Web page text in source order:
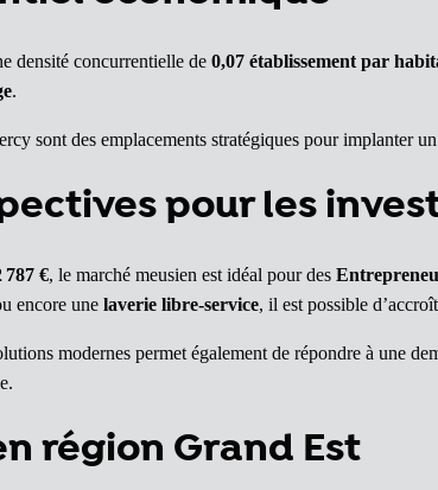
densité concurrentielle de 0,07 établissement par
.
sont des emplacements stratégiques pour implanter un
pour les
787 €, le marché meusien est idéal pour des
encore une laverie libre-service, il est possible
modernes permet également de répondre à une
région Grand Est